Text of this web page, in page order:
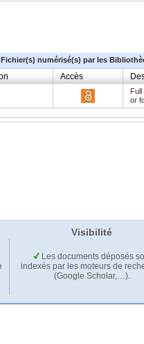
Fichier(s) numérisé(s) par les
Accès
or
Visibilité
Les documents déposés
indexés par les moteurs de
(Google Scholar,…).